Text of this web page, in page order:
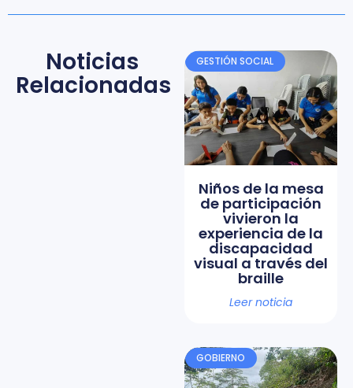
Noticias
Relacionadas
GESTIÓN SOCIAL
Niños de la mesa
de participación
vivieron la
experiencia de la
discapacidad
visual a través del
braille
Leer noticia
GOBIERNO